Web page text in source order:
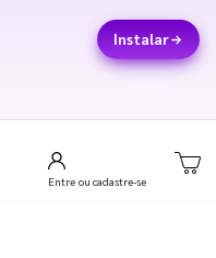
Instalar
Entre ou cadastre-se